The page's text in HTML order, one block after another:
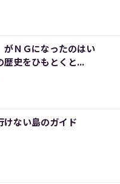
がＮＧになったのはい
歴史をひもとくと...
けない島のガイド